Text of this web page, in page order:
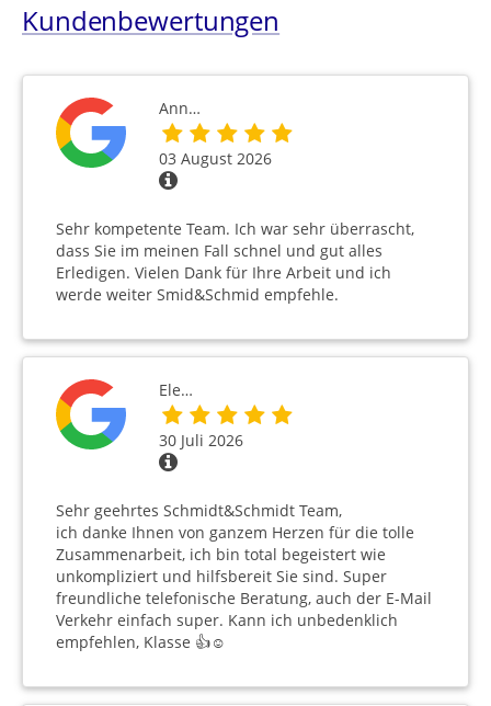
Kundenbewertungen
Ann…
03 August 2026
Sehr kompetente Team. Ich war sehr überrascht,
dass Sie im meinen Fall schnel und gut alles
Erledigen. Vielen Dank für Ihre Arbeit und ich
werde weiter Smid&Schmid empfehle.
Ele…
30 Juli 2026
Sehr geehrtes Schmidt&Schmidt Team,
ich danke Ihnen von ganzem Herzen für die tolle
Zusammenarbeit, ich bin total begeistert wie
unkompliziert und hilfsbereit Sie sind. Super
freundliche telefonische Beratung, auch der E-Mail
Verkehr einfach super. Kann ich unbedenklich
empfehlen, Klasse 👍☺️